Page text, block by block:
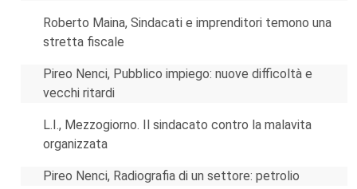
Roberto Maina, Sindacati e imprenditori temono una
stretta fiscale
Pireo Nenci, Pubblico impiego: nuove difficoltà e
vecchi ritardi
L.I., Mezzogiorno. Il sindacato contro la malavita
organizzata
Pireo Nenci, Radiografia di un settore: petrolio